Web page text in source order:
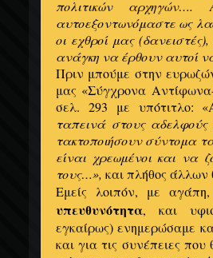
πολιτικών αρχηγών….
αυτοεξοντωνόμαστε ως
οι εχθροί μας
ανάγκη να έρθουν αυτοί
Πριν μπούμε στην
μας «Σύγχρονα
σελ. 293 με υπότιτλο:
ταπεινά στους
τακτοποιήσουν σύντομα
είναι χρεωμένοι και να
τους…», και πλήθος άλλων
Εμείς λοιπόν, με
υπευθυνότητα, και
εγκαίρως) ενημερώσαμε
και για τις συνέπειες